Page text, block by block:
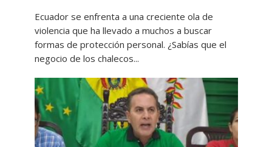
Ecuador se enfrenta a una creciente ola de
violencia que ha llevado a muchos a buscar
formas de protección personal. ¿Sabías que el
negocio de los chalecos...